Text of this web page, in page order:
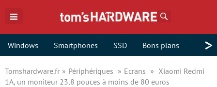
Windows Smartphones SSD Bons plans >
Tomshardware.fr Périphériques Ecrans
Xiaomi Redmi
1A, un moniteur 23,8 pouces à moins de 80 euros